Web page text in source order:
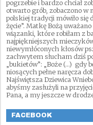
pogrzebie i bardzo chciał
otwarto grób, zobaczono w
polskiej tradycji mówiło się
żęcie”. Matkę Bożą
wiązanki, które robiłam z
najpiękniejszych
niewymłóconych kłosów
zachwytem słucham dziś
„bukietów”: „Boże (…) gdy
niosących pełne naręcza
Najświętsza Dziewica
abyśmy zasłużyli na
Pana, a my jeszcze w
FACEBOOK